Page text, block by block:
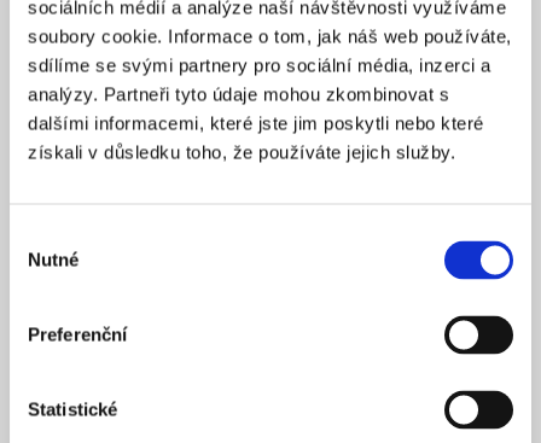
sociálních médií a analýze naší návštěvnosti využíváme
soubory cookie. Informace o tom, jak náš web používáte,
sdílíme se svými partnery pro sociální média, inzerci a
analýzy. Partneři tyto údaje mohou zkombinovat s
dalšími informacemi, které jste jim poskytli nebo které
získali v důsledku toho, že používáte jejich služby.
souhlasu
Nutné
Preferenční
Statistické
ZALOŽENO 2025
CENA OD * 15 900 Kč
REZERVOVAT
20 000 Kč
Praha 1
ZALOŽENO 2025